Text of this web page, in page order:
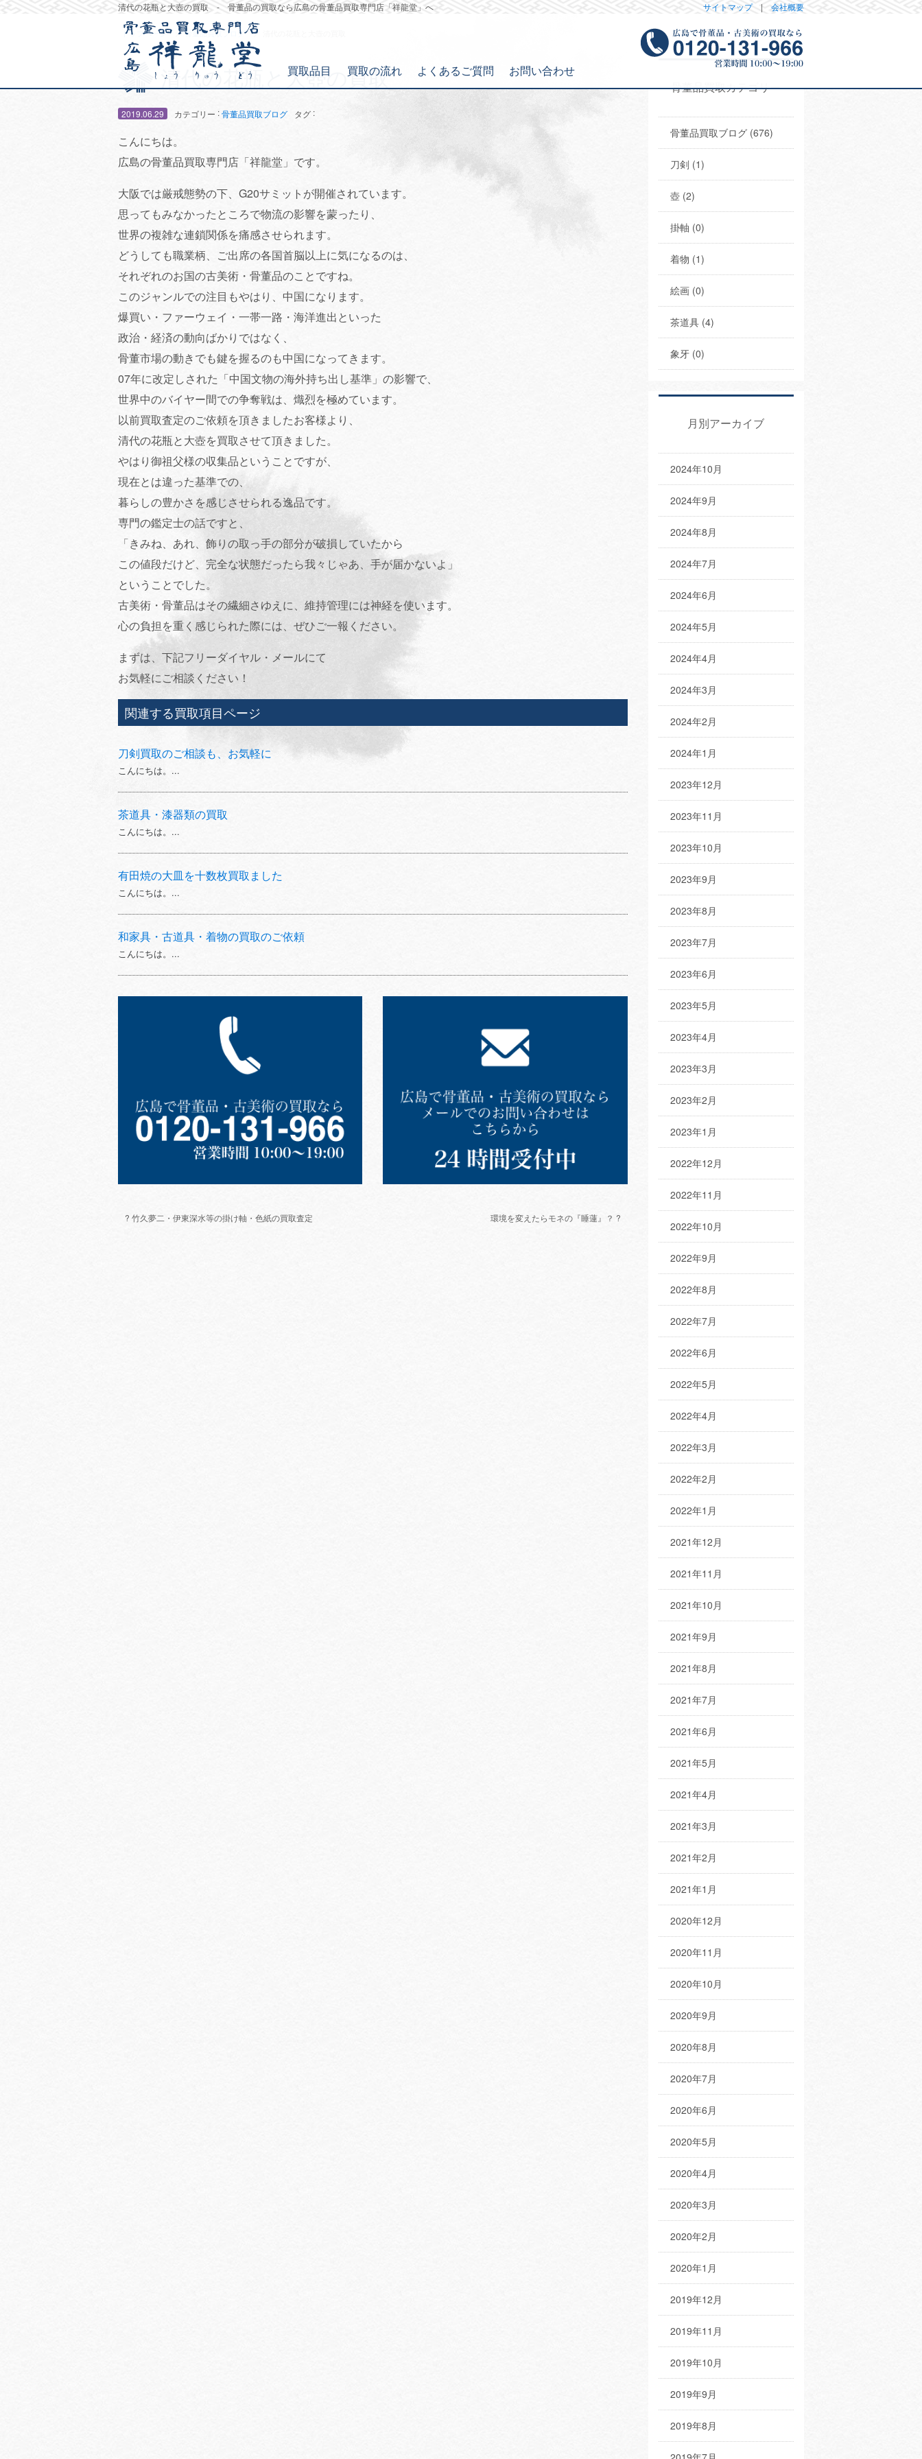
清代の花瓶と大壺の買取 - 骨董品の買取なら広島の骨董品買取専門店「祥龍堂」へ サイトマップ| 会社概要
買取品目 買取の流れ よくあるご質問 お問い合わせ
トップページ 骨董品買取ブログ
清代の花瓶と大壺の買取
2019.06.29 カテゴリー :骨董品買取ブログ タグ :
こんにちは。
広島の骨董品買取専門店「祥龍堂」です。
大阪では厳戒態勢の下、G20サミットが開催されています。
思ってもみなかったところで物流の影響を蒙ったり、
世界の複雑な連鎖関係を痛感させられます。
どうしても職業柄、ご出席の各国首脳以上に気になるのは、
それぞれのお国の古美術・骨董品のことですね。
このジャンルでの注目もやはり、中国になります。
爆買い・ファーウェイ・一帯一路・海洋進出といった
政治・経済の動向ばかりではなく、
骨董市場の動きでも鍵を握るのも中国になってきます。
07年に改定しされた「中国文物の海外持ち出し基準」の影響で、
世界中のバイヤー間での争奪戦は、熾烈を極めています。
以前買取査定のご依頼を頂きましたお客様より、
清代の花瓶と大壺を買取させて頂きました。
やはり御祖父様の収集品ということですが、
現在とは違った基準での、
暮らしの豊かさを感じさせられる逸品です。
専門の鑑定士の話ですと、
「きみね、あれ、飾りの取っ手の部分が破損していたから
この値段だけど、完全な状態だったら我々じゃあ、手が届かないよ」
ということでした。
古美術・骨董品はその繊細さゆえに、維持管理には神経を使います。
心の負担を重く感じられた際には、ぜひご一報ください。
まずは、下記フリーダイヤル・メールにて
お気軽にご相談ください！
関連する買取項目ページ
刀剣買取のご相談も、お気軽に
こんにちは。...
茶道具・漆器類の買取
こんにちは。...
有田焼の大皿を十数枚買取ました
こんにちは。...
和家具・古道具・着物の買取のご依頼
こんにちは。...
? 竹久夢二・伊東深水等の掛け軸・色紙の買取査定 環境を変えたらモネの『睡蓮』？ ?
骨董品買取カテゴリー
骨董品買取ブログ (676)
刀剣 (1)
壺 (2)
掛軸 (0)
着物 (1)
絵画 (0)
茶道具 (4)
象牙 (0)
月別アーカイブ
2024年10月
2024年9月
2024年8月
2024年7月
2024年6月
2024年5月
2024年4月
2024年3月
2024年2月
2024年1月
2023年12月
2023年11月
2023年10月
2023年9月
2023年8月
2023年7月
2023年6月
2023年5月
2023年4月
2023年3月
2023年2月
2023年1月
2022年12月
2022年11月
2022年10月
2022年9月
2022年8月
2022年7月
2022年6月
2022年5月
2022年4月
2022年3月
2022年2月
2022年1月
2021年12月
2021年11月
2021年10月
2021年9月
2021年8月
2021年7月
2021年6月
2021年5月
2021年4月
2021年3月
2021年2月
2021年1月
2020年12月
2020年11月
2020年10月
2020年9月
2020年8月
2020年7月
2020年6月
2020年5月
2020年4月
2020年3月
2020年2月
2020年1月
2019年12月
2019年11月
2019年10月
2019年9月
2019年8月